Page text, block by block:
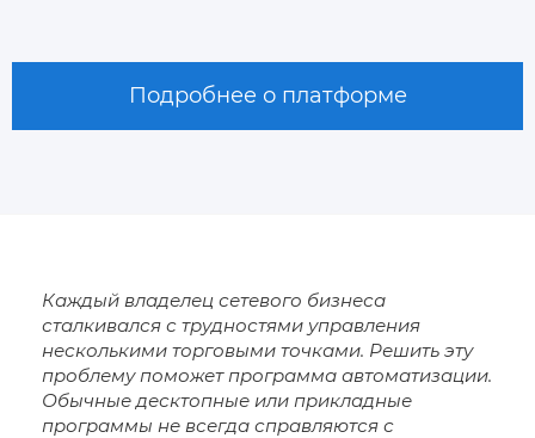
Подробнее о платформе
Каждый владелец сетевого бизнеса
сталкивался с трудностями управления
несколькими торговыми точками. Решить эту
проблему поможет программа автоматизации.
Обычные десктопные или прикладные
программы не всегда справляются с